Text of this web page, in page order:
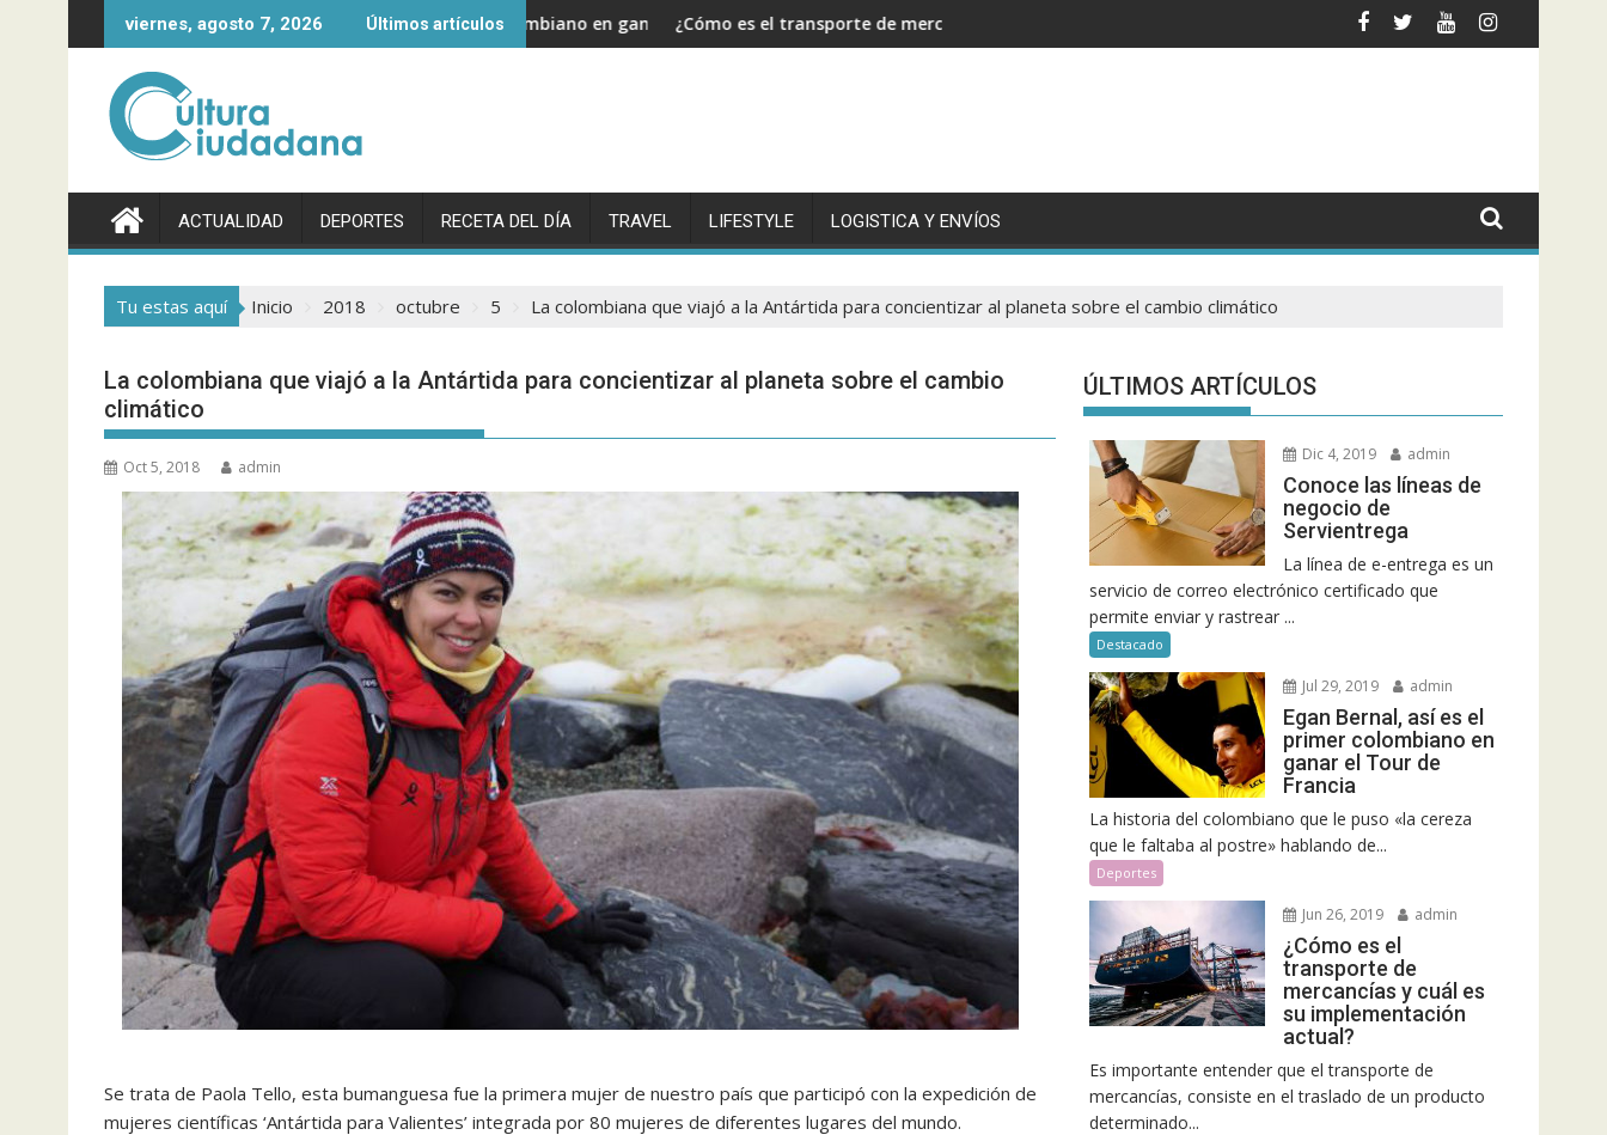
al
contenido
viernes, agosto 7, 2026 Últimos artículos
Egan Bernal, así es el primer colombiano en ganar el Tour de Francia¿Cómo es el transporte de mercancías y cuál es su implementación actual?¿Como hacer seguimiento o rastreo de un envío? Black Label Society
ACTUALIDAD DEPORTES RECETA DEL DÍA TRAVEL LIFESTYLE LOGISTICA Y ENVÍOS
Tu estas aquí Inicio 2018 octubre 5 La colombiana que viajó a la Antártida para concientizar al planeta sobre el cambio climático
La colombiana que viajó a la Antártida para concientizar al planeta sobre el cambio
climático
Oct 5, 2018 admin
Se trata de Paola Tello, esta bumanguesa fue la primera mujer de nuestro país que participó con la expedición de
mujeres científicas ‘Antártida para Valientes’ integrada por 80 mujeres de diferentes lugares del mundo.
ÚLTIMOS ARTÍCULOS
Dic 4, 2019 admin
Conoce las líneas de
negocio de
Servientrega
La línea de e-entrega es un
servicio de correo electrónico certificado que
permite enviar y rastrear ...
Destacado
Jul 29, 2019 admin
Egan Bernal, así es el
primer colombiano en
ganar el Tour de
Francia
La historia del colombiano que le puso «la cereza
que le faltaba al postre» hablando de...
Deportes
Jun 26, 2019 admin
¿Cómo es el
transporte de
mercancías y cuál es
su implementación
actual?
Es importante entender que el transporte de
mercancías, consiste en el traslado de un producto
determinado...